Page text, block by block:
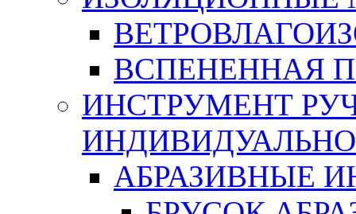
ВСПЕНЕННАЯ
ИНСТРУМЕНТ
АБРАЗИВНЫЕ